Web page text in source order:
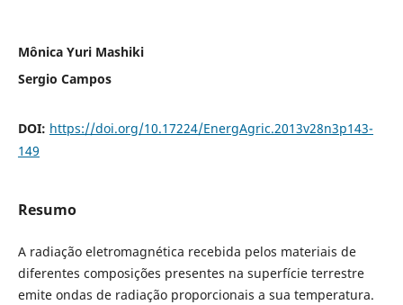
Mônica Yuri Mashiki
Sergio Campos
DOI: https://doi.org/10.17224/EnergAgric.2013v28n3p143-
149
Resumo
A radiação eletromagnética recebida pelos materiais de
diferentes composições presentes na superfície terrestre
emite ondas de radiação proporcionais a sua temperatura.